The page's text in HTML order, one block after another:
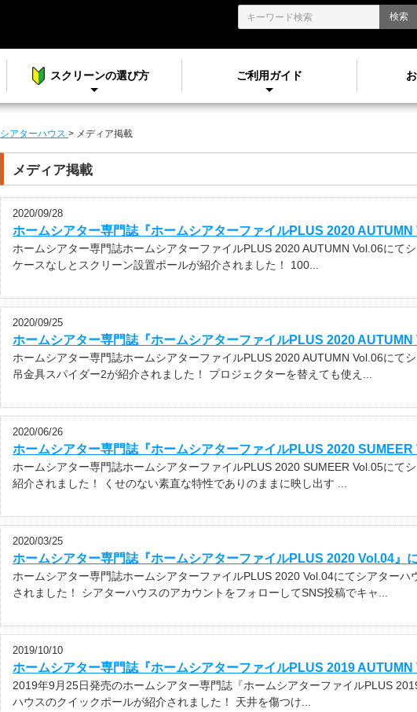
スクリーンの選び方 ご利用ガイド
検索
シアターハウス > メディア掲載
メディア掲載
2020/09/28
ホームシアター専門誌『ホームシアターファイルPLUS 2020 AUTUMN
ホームシアター専門誌ホームシアターファイルPLUS 2020 AUTUMN Vol.06にて
ケースなしとスクリーン設置ポールが紹介されました！ 100...
2020/09/25
ホームシアター専門誌『ホームシアターファイルPLUS 2020 AUTUMN
ホームシアター専門誌ホームシアターファイルPLUS 2020 AUTUMN Vol.06にて
吊金具スパイダー2が紹介されました！ プロジェクターを替えても使え...
2020/06/26
ホームシアター専門誌『ホームシアターファイルPLUS 2020 SUMEER
ホームシアター専門誌ホームシアターファイルPLUS 2020 SUMEER Vol.05にて
紹介されました！ くせのない素直な特性でありのままに映し出す ...
2020/03/25
ホームシアター専門誌『ホームシアターファイルPLUS 2020 Vol.04』
ホームシアター専門誌ホームシアターファイルPLUS 2020 Vol.04にてシアターハ
されました！ シアターハウスのアカウントをフォローしてSNS投稿でキャ...
2019/10/10
ホームシアター専門誌『ホームシアターファイルPLUS 2019 AUTUMN
2019年9月25日発売のホームシアター専門誌『ホームシアターファイルPLUS
ハウスのクイックポールが紹介されました！ 天井を傷つけ...